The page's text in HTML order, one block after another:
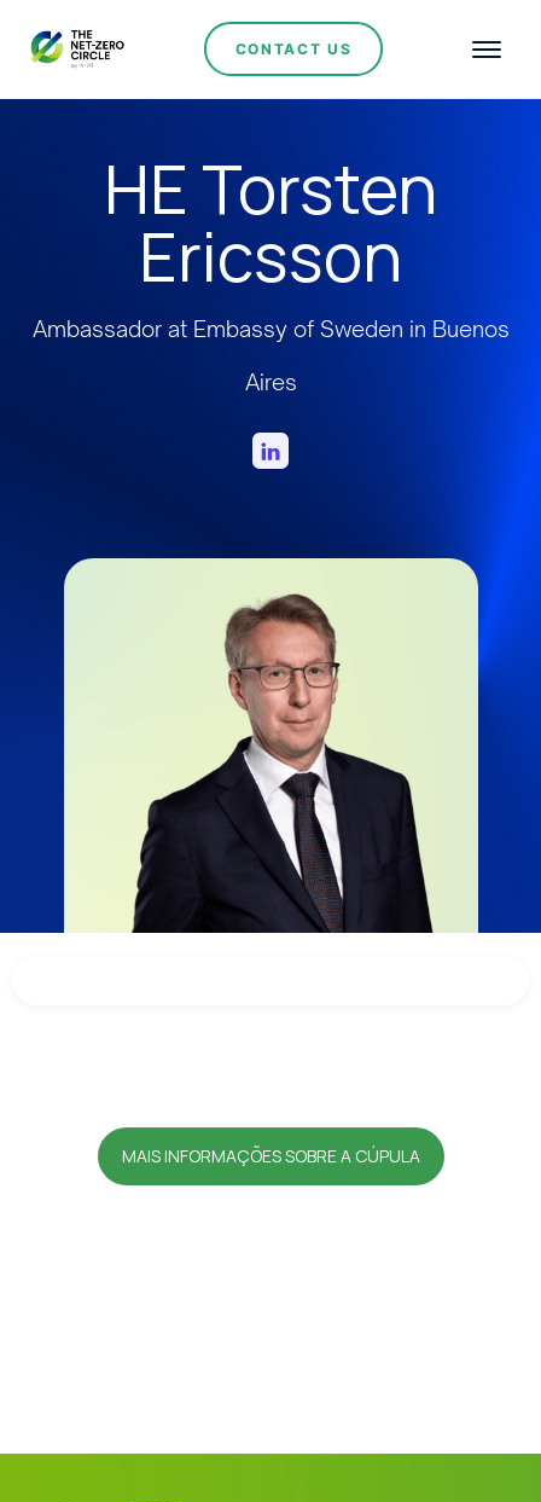
CONTACT US
HE Torsten
Ericsson
Ambassador at Embassy of Sweden in Buenos
Aires
MAIS INFORMAÇÕES SOBRE A CÚPULA